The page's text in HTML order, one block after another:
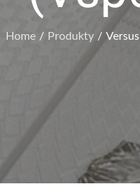
Home Produkty